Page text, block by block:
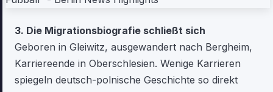
3. Die Migrationsbiografie schließt sich
Geboren in Gleiwitz, ausgewandert nach Bergheim,
Karriereende in Oberschlesien. Wenige Karrieren
spiegeln deutsch-polnische Geschichte so direkt